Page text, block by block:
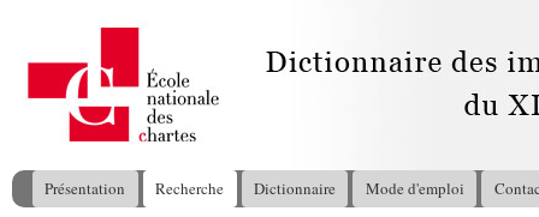
Menu principal
Présentation Recherche Dictionnaire Mode d'emploi